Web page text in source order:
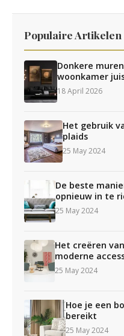
Populaire Artikelen
Donkere
woonkamer
18 April 2026
Het gebruik
plaids
25 May 2024
De beste
opnieuw in te
25 May 2024
Het creëren
moderne
25 May 2024
Hoe je een
bereikt
25 May 2024